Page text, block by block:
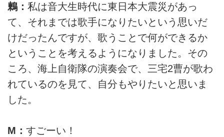
鶫： 私は音大生時代に東日本大震災があっ
て、それまでは歌手になりたいという思いだ
けだったんですが、歌うことで何ができるか
ということを考えるようになりました。その
ころ、海上自衛隊の演奏会で、三宅2曹が歌わ
れているのを見て、自分もやりたいと思いま
した。
M： すごーい！